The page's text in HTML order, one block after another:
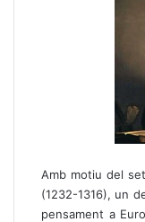
Amb motiu del
(1232-1316), un
pensament a